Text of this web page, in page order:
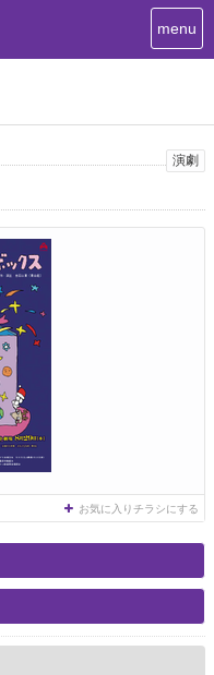
T
o
i
menu
演劇
お気に入りチラシにする